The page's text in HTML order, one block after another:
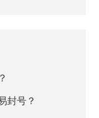
封号？